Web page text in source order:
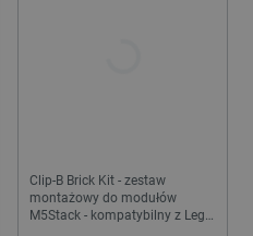
Clip-B Brick Kit - zestaw
montażowy do modułów
M5Stack - kompatybilny z Lego